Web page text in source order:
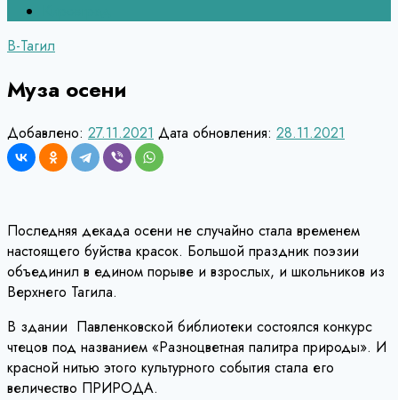
В-Тагил
Муза осени
Добавлено: 27.11.2021 Дата обновления: 28.11.2021
Последняя декада осени не случайно стала временем
настоящего буйства красок. Большой праздник поэзии
объединил в едином порыве и взрослых, и школьников из
Верхнего Тагила.
В здании Павленковской библиотеки состоялся конкурс
чтецов под названием «Разноцветная палитра природы». И
красной нитью этого культурного события стала его
величество ПРИРОДА.